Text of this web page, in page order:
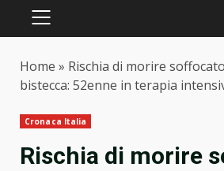
PRIMARY
Home » Rischia di morire
bistecca: 52enne in terapia
Cronaca Italia
Rischia di morire